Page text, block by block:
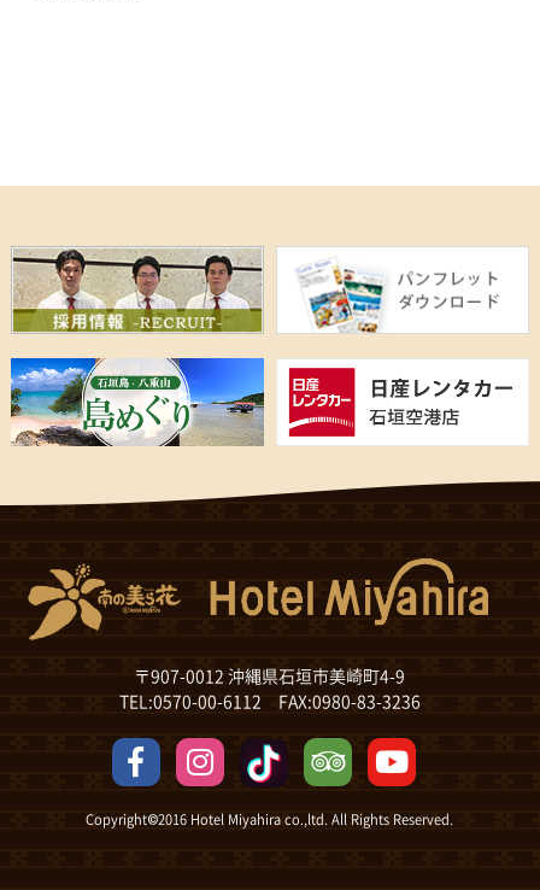
〒907-0012 沖縄県石垣市美崎町4-9
TEL:0570-00-6112 FAX:0980-83-3236
Copyright©2016 Hotel Miyahira co.,ltd. All Rights Reserved.